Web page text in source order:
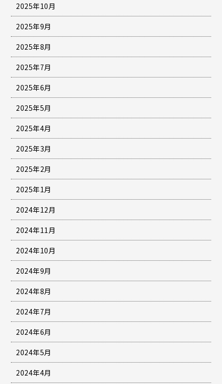
2025年10月
2025年9月
2025年8月
2025年7月
2025年6月
2025年5月
2025年4月
2025年3月
2025年2月
2025年1月
2024年12月
2024年11月
2024年10月
2024年9月
2024年8月
2024年7月
2024年6月
2024年5月
2024年4月